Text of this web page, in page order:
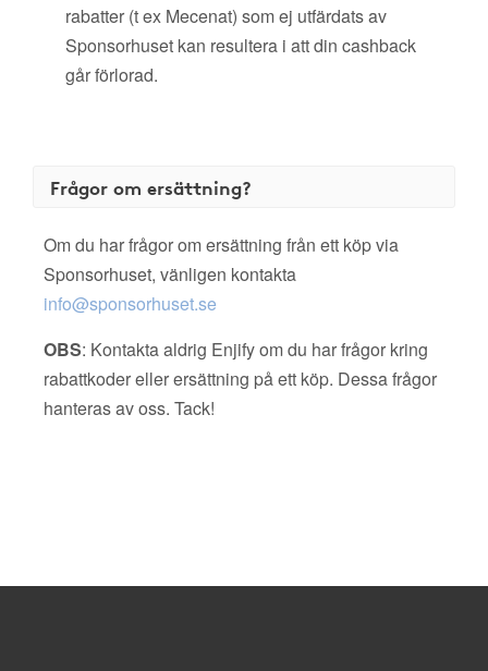
rabatter (t ex Mecenat) som ej utfärdats av
Sponsorhuset kan resultera i att din cashback
går förlorad.
Frågor om ersättning?
Om du har frågor om ersättning från ett köp via
Sponsorhuset, vänligen kontakta
info@sponsorhuset.se
OBS: Kontakta aldrig Enjify om du har frågor kring
rabattkoder eller ersättning på ett köp. Dessa frågor
hanteras av oss. Tack!